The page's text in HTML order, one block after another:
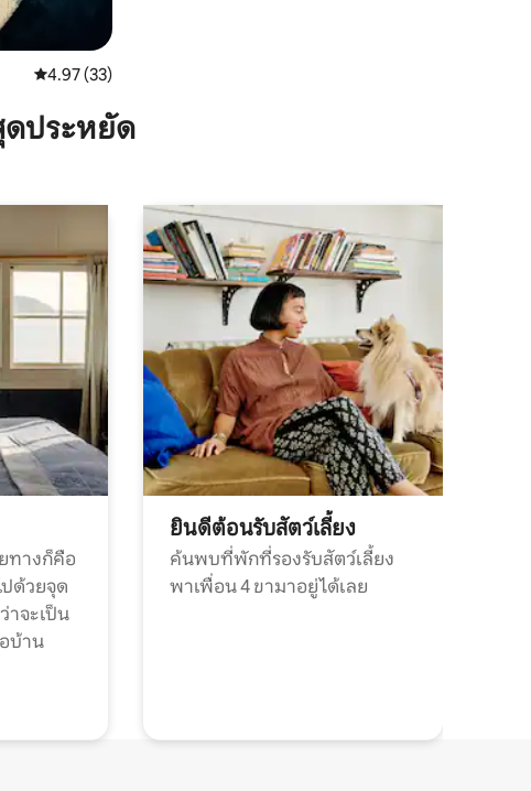
คะแนนเฉลี่ย 4.97 จาก 5, 33 รีวิว
4.97 (33)
ดประหยัด
ทางก็คือ
ด้วยจุด
าจะเป็น
บ้าน
ยินดีต้อนรับสัตว์เลี้ยง
ค้นพบที่พักที่รองรับสัตว์เลี้ยง
พาเพื่อน 4 ขามาอยู่ได้เลย